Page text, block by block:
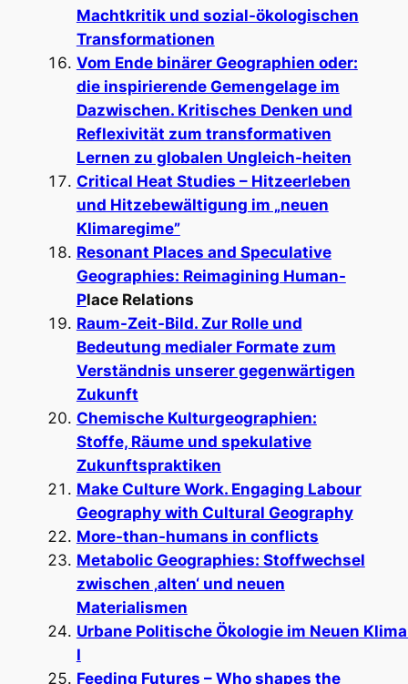
Machtkritik und sozial-ökologischen
Transformationen
Vom Ende binärer Geographien oder:
die inspirierende Gemengelage im
Dazwischen. Kritisches Denken und
Reflexivität zum transformativen
Lernen zu globalen Ungleich-heiten
Critical Heat Studies – Hitzeerleben
und Hitzebewältigung im „neuen
Klimaregime”
Resonant Places and Speculative
Geographies: Reimagining Human-
Place Relations
Raum-Zeit-Bild. Zur Rolle und
Bedeutung medialer Formate zum
Verständnis unserer gegenwärtigen
Zukunft
Chemische Kulturgeographien:
Stoffe, Räume und spekulative
Zukunftspraktiken
Make Culture Work. Engaging Labour
Geography with Cultural Geography
More-than-humans in conflicts
Metabolic Geographies: Stoffwechsel
zwischen ‚alten‘ und neuen
Materialismen
Urbane Politische Ökologie im Neuen
I
Feeding Futures – Who shapes the